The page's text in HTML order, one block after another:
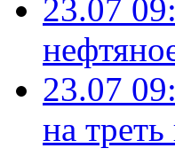
23.07
23.07
на